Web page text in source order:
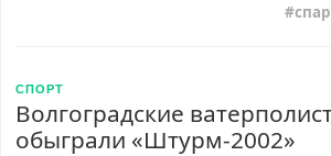
СПОРТ
Волгоградские
обыграли «Штурм-2002»